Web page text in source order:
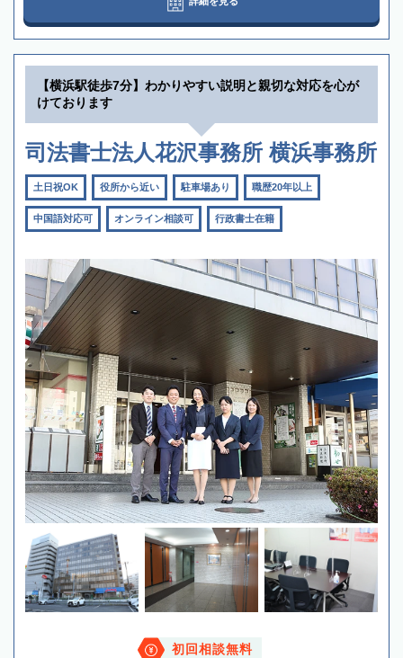
【横浜駅徒歩7分】わかりやすい説明と親切な対応を心が
けております
司法書士法人花沢事務所 横浜事務所
土日祝OK 役所から近い 駐車場あり 職歴20年以上
中国語対応可 オンライン相談可 行政書士在籍
初回相談無料